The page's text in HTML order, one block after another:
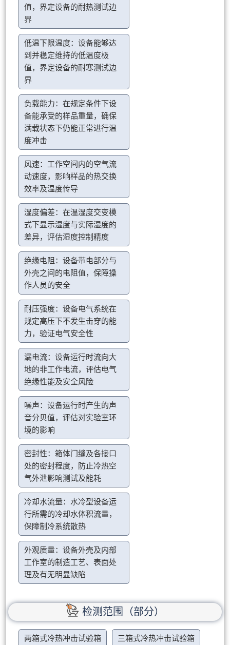
值，界定设备的耐热测试边
界
低温下限温度：设备能够达
到并稳定维持的低温度极
值，界定设备的耐寒测试边
界
负载能力：在规定条件下设
备能承受的样品重量，确保
满载状态下仍能正常进行温
度冲击
风速：工作空间内的空气流
动速度，影响样品的热交换
效率及温度传导
湿度偏差：在温湿度交变模
式下显示湿度与实际湿度的
差异，评估湿度控制精度
绝缘电阻：设备带电部分与
外壳之间的电阻值，保障操
作人员的安全
耐压强度：设备电气系统在
规定高压下不发生击穿的能
力，验证电气安全性
漏电流：设备运行时流向大
地的非工作电流，评估电气
绝缘性能及安全风险
噪声：设备运行时产生的声
音分贝值，评估对实验室环
境的影响
密封性：箱体门缝及各接口
处的密封程度，防止冷热空
气外泄影响测试及能耗
冷却水流量：水冷型设备运
行所需的冷却水体积流量，
保障制冷系统散热
外观质量：设备外壳及内部
工作室的制造工艺、表面处
理及有无明显缺陷
检测范围（部分）
两箱式冷热冲击试验箱 三箱式冷热冲击试验箱